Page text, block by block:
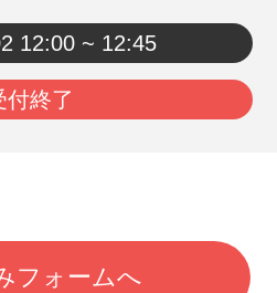
12:00 ~ 12:45
付終了
フォームへ